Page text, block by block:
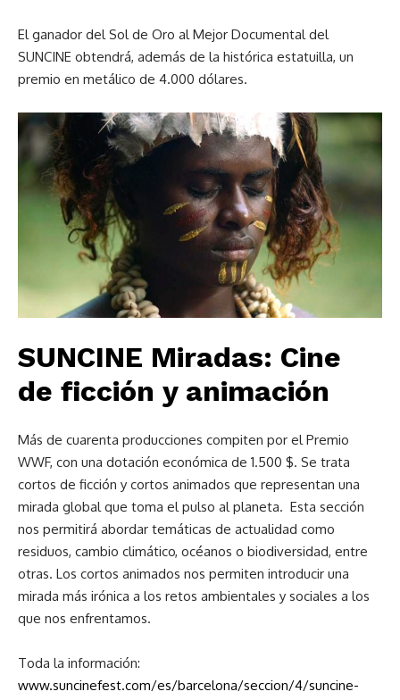
El ganador del Sol de Oro al Mejor Documental del
SUNCINE obtendrá, además de la histórica estatuilla, un
premio en metálico de 4.000 dólares.
SUNCINE Miradas: Cine
de ficción y animación
Más de cuarenta producciones compiten por el Premio
WWF, con una dotación económica de 1.500 $. Se trata
cortos de ficción y cortos animados que representan una
mirada global que toma el pulso al planeta. Esta sección
nos permitirá abordar temáticas de actualidad como
residuos, cambio climático, océanos o biodiversidad, entre
otras. Los cortos animados nos permiten introducir una
mirada más irónica a los retos ambientales y sociales a los
que nos enfrentamos.
Toda la información:
www.suncinefest.com/es/barcelona/seccion/4/suncine-